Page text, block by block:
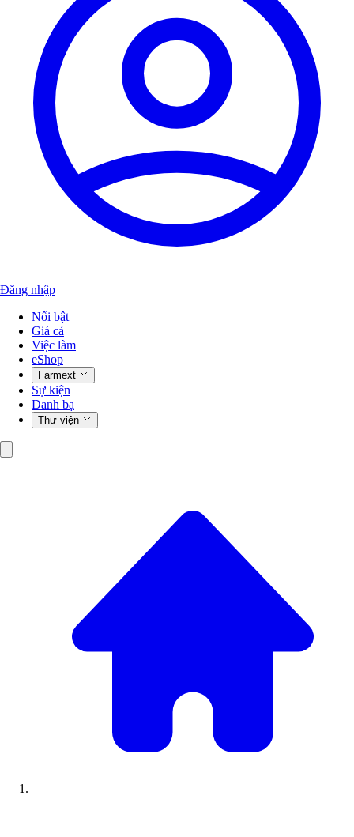
Đăng nhập
Nổi bật
Giá cả
Việc làm
eShop
Farmext
Sự kiện
Danh bạ
Thư viện